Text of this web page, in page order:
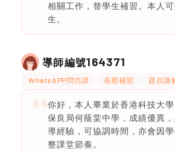
相關工作，替學生補習。本人
生。
導師編號164371
WhatsAPP問功課 長期補習 題目講
你好，本人畢業於香港科技大
保良局何蔭棠中學，成績優異
導經驗，可協調時間，亦會因
整課堂節奏。